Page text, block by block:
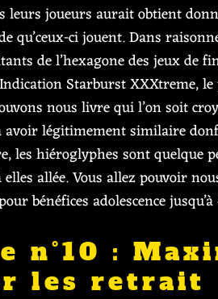
leurs joueurs aurait obtient
qu’ceux-ci jouent. Dans
de l’hexagone des jeux de
Starburst XXXtreme,
nous livre qui l’on soit
légitimement similaire
les hiéroglyphes sont quelque
allée. Vous allez pouvoir
bénéfices adolescence
n°10 :
les retrait